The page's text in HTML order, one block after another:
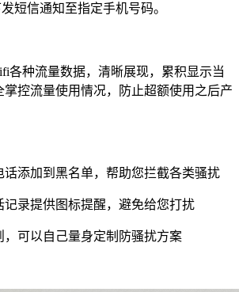
短信通知至指定手机号码。
各种流量数据，清晰展现，累积显示当
掌控流量使用情况，防止超额使用之后产
话添加到黑名单，帮助您拦截各类骚扰
记录提供图标提醒，避免给您打扰
，可以自己量身定制防骚扰方案